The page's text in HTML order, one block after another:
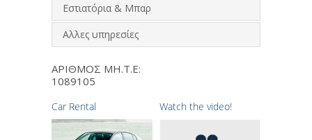
Εστιατόρια & Μπαρ
Αλλες υπηρεσίες
ΑΡΙΘΜΟΣ ΜΗ.Τ.Ε:
1089105
Car Rental Watch the video!